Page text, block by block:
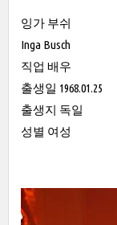
잉가 부쉬
Inga Busch
직업 배우
출생일 1968.01.25
출생지 독일
성별 여성